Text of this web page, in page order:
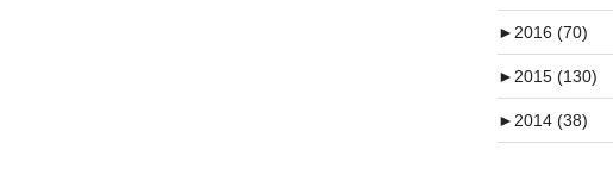
►2016 (70)
►2015 (130)
►2014 (38)